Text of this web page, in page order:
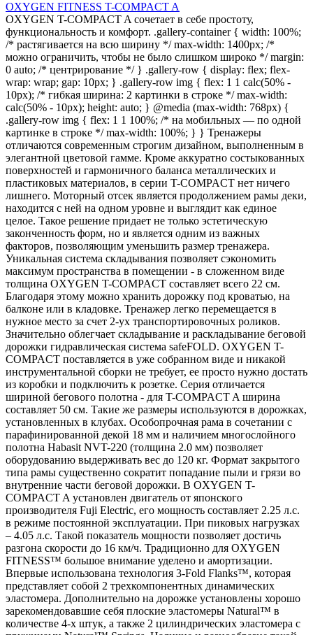
OXYGEN FITNESS T-COMPACT A
OXYGEN T-COMPACT A сочетает в себе простоту,
функциональность и комфорт. .gallery-container { width: 100%;
/* растягивается на всю ширину */ max-width: 1400px; /*
можно ограничить, чтобы не было слишком широко */ margin:
0 auto; /* центрирование */ } .gallery-row { display: flex; flex-
wrap: wrap; gap: 10px; } .gallery-row img { flex: 1 1 calc(50% -
10px); /* гибкая ширина: 2 картинки в строке */ max-width:
calc(50% - 10px); height: auto; } @media (max-width: 768px) {
.gallery-row img { flex: 1 1 100%; /* на мобильных — по одной
картинке в строке */ max-width: 100%; } } Тренажеры
отличаются современным строгим дизайном, выполненным в
элегантной цветовой гамме. Кроме аккуратно состыкованных
поверхностей и гармоничного баланса металлических и
пластиковых материалов, в серии T-COMPACT нет ничего
лишнего. Моторный отсек является продолжением рамы деки,
находится с ней на одном уровне и выглядит как единое
целое. Такое решение придает не только эстетическую
законченность форм, но и является одним из важных
факторов, позволяющим уменьшить размер тренажера.
Уникальная система складывания позволяет сэкономить
максимум пространства в помещении - в сложенном виде
толщина OXYGEN T-COMPACT составляет всего 22 см.
Благодаря этому можно хранить дорожку под кроватью, на
балконе или в кладовке. Тренажер легко перемещается в
нужное место за счет 2-ух транспортировочных роликов.
Значительно облегчает складывание и раскладывание беговой
дорожки гидравлическая система safeFOLD. OXYGEN T-
COMPACT поставляется в уже собранном виде и никакой
инструментальной сборки не требует, ее просто нужно достать
из коробки и подключить к розетке. Серия отличается
шириной бегового полотна - для T-COMPACT A ширина
составляет 50 см. Такие же размеры используются в дорожках,
установленных в клубах. Особопрочная рама в сочетании с
парафинированной декой 18 мм и наличием многослойного
полотна Habasit NVT-220 (толщина 2.0 мм) позволяет
оборудованию выдерживать вес до 120 кг. Формат закрытого
типа рамы существенно сократит попадание пыли и грязи во
внутренние части беговой дорожки. В OXYGEN T-
COMPACT A установлен двигатель от японского
производителя Fuji Electric, его мощность составляет 2.25 л.с.
в режиме постоянной эксплуатации. При пиковых нагрузках
– 4.05 л.с. Такой показатель мощности позволяет достичь
разгона скорости до 16 км/ч. Традиционно для OXYGEN
FITNESS™ большое внимание уделено и амортизации.
Впервые использована технология 3-Fold Flanks™, которая
представляет собой 2 трехкомпонентных динамических
эластомера. Дополнительно на дорожке установлены хорошо
зарекомендовавшие себя плоские эластомеры Natural™ в
количестве 4-х штук, а также 2 цилиндрических эластомера с